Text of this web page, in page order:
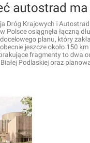
Dróg Krajowych i
Polsce osiągnęła łączną
planu, który
jeszcze około 150
fragmenty to dwa
Podlaskiej oraz